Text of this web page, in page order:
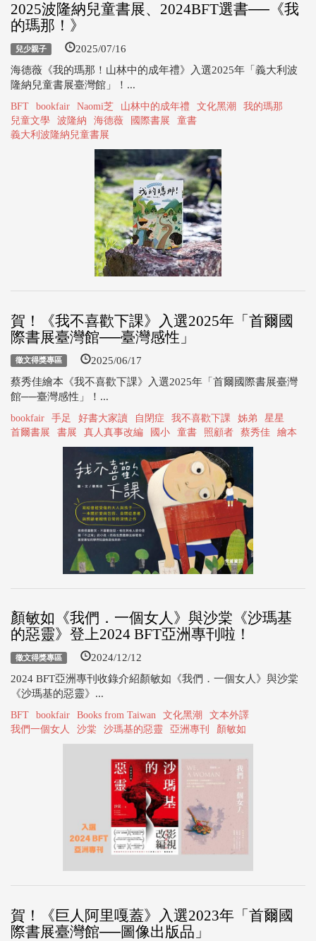
2025波隆納兒童書展、2024BFT選書──《我
的瑪那！》
兒少親子 2025/07/16
海德薇《我的瑪那！山林中的成年禮》入選2025年「義大利波
隆納兒童書展臺灣館」！...
BFT bookfair Naomi芝 山林中的成年禮 文化黑潮
我的瑪那
兒童文學
波隆納 海德薇 國際書展
童書
義大利波隆納兒童書展
賀！《我不喜歡下課》入選2025年「首爾國
際書展臺灣館──臺灣感性」
徵文得獎專區 2025/06/17
蔡秀佳繪本《我不喜歡下課》入選2025年「首爾國際書展臺灣
館──臺灣感性」！...
bookfair 手足 好書大家讀 自閉症 我不喜歡下課 姊弟
星星
首爾書展
書展 真人真事改編 國小 童書 照顧者 蔡秀佳 繪本
顏敏如《我們．一個女人》與沙棠《沙瑪基
的惡靈》登上2024 BFT亞洲專刊啦！
徵文得獎專區 2024/12/12
2024 BFT亞洲專刊收錄介紹顏敏如《我們．一個女人》與沙棠
《沙瑪基的惡靈》...
BFT bookfair Books from Taiwan 文化黑潮
文本外譯
我們一個女人
沙棠 沙瑪基的惡靈 亞洲專刊 顏敏如
賀！《巨人阿里嘎蓋》入選2023年「首爾國
際書展臺灣館──圖像出版品」